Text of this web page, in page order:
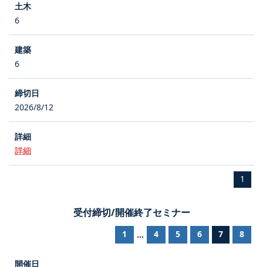
6
6
2026/8/12
詳細
1
受付締切/開催終了セミナー
1 ... 4 5 6 7 8